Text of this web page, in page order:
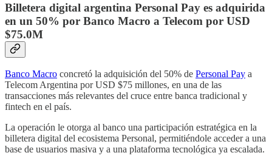
Billetera digital argentina Personal Pay es adquirida
en un 50% por Banco Macro a Telecom por USD
$75.0M
Banco Macro concretó la adquisición del 50% de Personal Pay a
Telecom Argentina por USD $75 millones, en una de las
transacciones más relevantes del cruce entre banca tradicional y
fintech en el país.
La operación le otorga al banco una participación estratégica en la
billetera digital del ecosistema Personal, permitiéndole acceder a una
base de usuarios masiva y a una plataforma tecnológica ya escalada.